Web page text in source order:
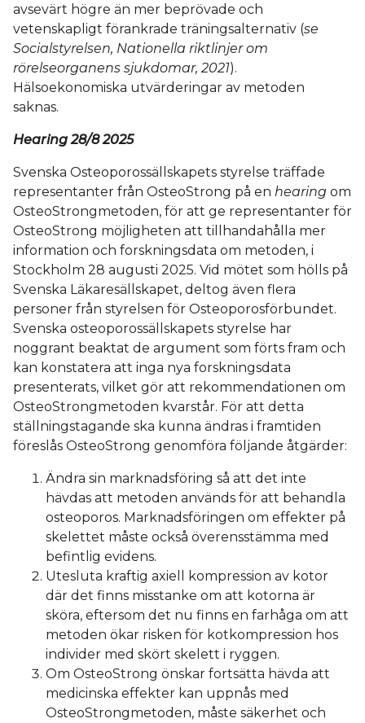
avsevärt högre än mer beprövade och
vetenskapligt förankrade träningsalternativ (se
Socialstyrelsen, Nationella riktlinjer om
rörelseorganens sjukdomar, 2021).
Hälsoekonomiska utvärderingar av metoden
saknas.
Hearing 28/8 2025
Svenska Osteoporossällskapets styrelse träffade
representanter från OsteoStrong på en hearing om
OsteoStrongmetoden, för att ge representanter för
OsteoStrong möjligheten att tillhandahålla mer
information och forskningsdata om metoden, i
Stockholm 28 augusti 2025. Vid mötet som hölls på
Svenska Läkaresällskapet, deltog även flera
personer från styrelsen för Osteoporosförbundet.
Svenska osteoporossällskapets styrelse har
noggrant beaktat de argument som förts fram och
kan konstatera att inga nya forskningsdata
presenterats, vilket gör att rekommendationen om
OsteoStrongmetoden kvarstår. För att detta
ställningstagande ska kunna ändras i framtiden
föreslås OsteoStrong genomföra följande åtgärder:
Ändra sin marknadsföring så att det inte
hävdas att metoden används för att behandla
osteoporos. Marknadsföringen om effekter på
skelettet måste också överensstämma med
befintlig evidens.
Utesluta kraftig axiell kompression av kotor
där det finns misstanke om att kotorna är
sköra, eftersom det nu finns en farhåga om att
metoden ökar risken för kotkompression hos
individer med skört skelett i ryggen.
Om OsteoStrong önskar fortsätta hävda att
medicinska effekter kan uppnås med
OsteoStrongmetoden, måste säkerhet och